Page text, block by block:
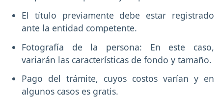
El título previamente debe estar registrado
ante la entidad competente.
Fotografía de la persona: En este caso,
variarán las características de fondo y tamaño.
Pago del trámite, cuyos costos varían y en
algunos casos es gratis.